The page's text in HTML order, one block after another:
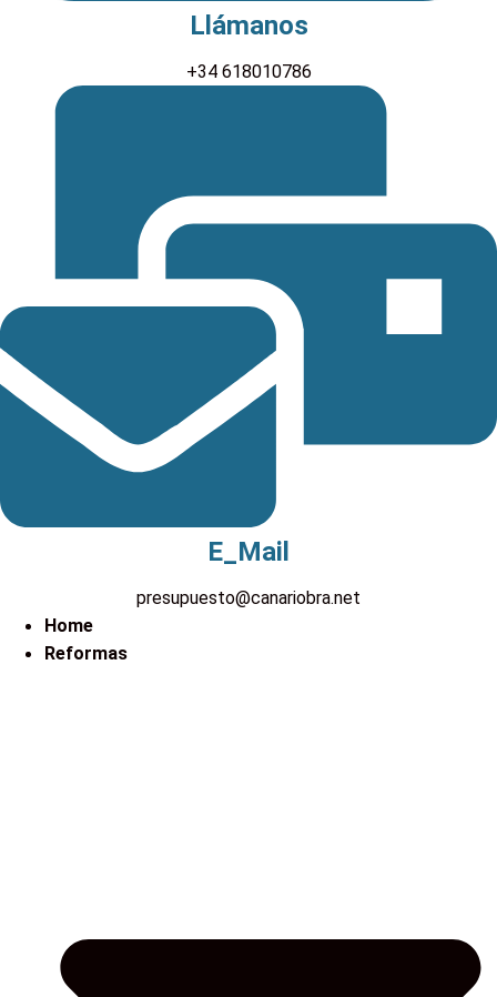
Llámanos
+34 618010786
E_Mail
presupuesto@canariobra.net
Home
Reformas